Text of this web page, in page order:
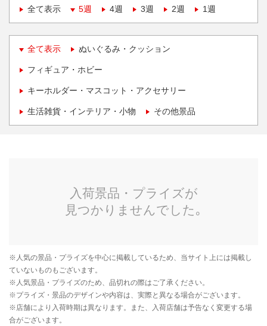
全て表示
5週 4週 3週 2週 1週
全て表示 ぬいぐるみ・クッション
フィギュア・ホビー
キーホルダー・マスコット・アクセサリー
生活雑貨・インテリア・小物 その他景品